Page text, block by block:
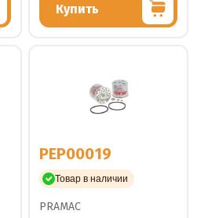
Купить
PEP00019
Товар в наличии
PRAMAC